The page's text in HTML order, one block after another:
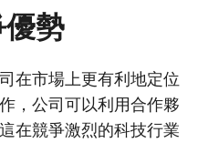
勢
在市場上更有利地定位
，公司可以利用合作夥
在競爭激烈的科技行業